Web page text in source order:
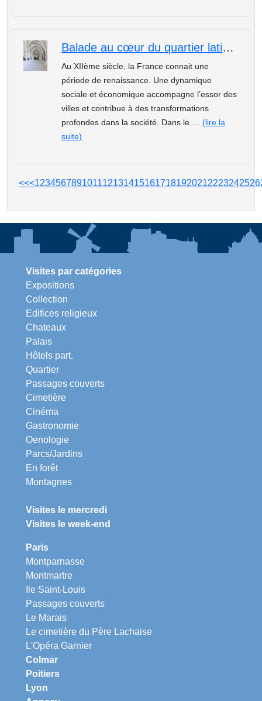
Balade au cœur du quartier latin médiévale
Au XIIème siècle, la France connait une
période de renaissance. Une dynamique
sociale et économique accompagne l’essor des
villes et contribue à des transformations
profondes dans la société. Dans le …(lire la
suite)
<<<1234567891011121314151617181920212223242526
Visites par catégories
Expositions
Collection
Edifices religieux
Chateaux
Palais
Hôtels part.
Quartier
Passages couverts
Cimetière
Cinéma
Gastronomie
Oenologie
Parcs/Jardins
En forêt
Montagnes
Visites le mercredi
Visites le week-end
Paris
Montparnasse
Montmartre
Ile Saint-Louis
Passages couverts
Le Marais
Le cimetière du Père Lachaise
L'Opéra Garnier
Colmar
Poitiers
Lyon